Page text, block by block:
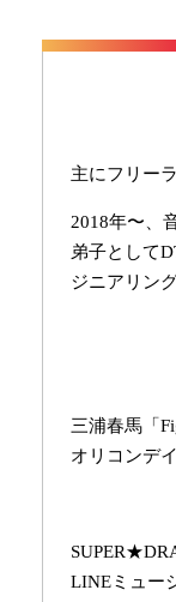
主にフリー
2018年〜、
弟子として
ジニアリン
三浦春馬「
オリコンデ
LINEミュー